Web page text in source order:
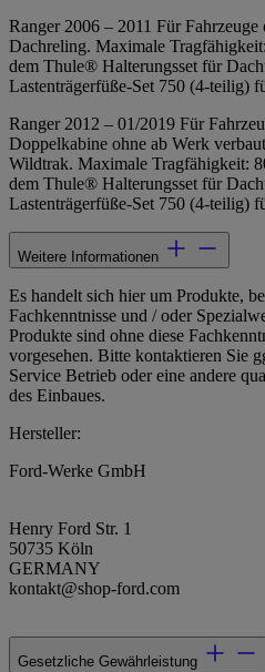
Ranger 2006 – 2011 Für Fahrzeuge
Dachreling. Maximale
dem Thule® Halterungsset für
Lastenträgerfüße-Set 750 (4-teilig)
Ranger 2012 – 01/2019 Für
Doppelkabine ohne ab Werk
Wildtrak. Maximale Tragfähigkeit:
dem Thule® Halterungsset für
Lastenträgerfüße-Set 750 (4-teilig)
Weitere Informationen
Es handelt sich hier um Produkte,
Fachkenntnisse und / oder
Produkte sind ohne diese
vorgesehen. Bitte kontaktieren Sie
Service Betrieb oder eine andere
des Einbaues.
Hersteller:
Ford-Werke GmbH
Henry Ford Str. 1
50735 Köln
GERMANY
kontakt@shop-ford.com
Gesetzliche Gewährleistung